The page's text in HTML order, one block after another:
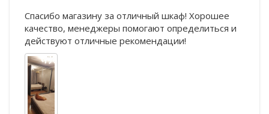
Спасибо магазину за отличный шкаф! Хорошее
качество, менеджеры помогают определиться и
действуют отличные рекомендации!